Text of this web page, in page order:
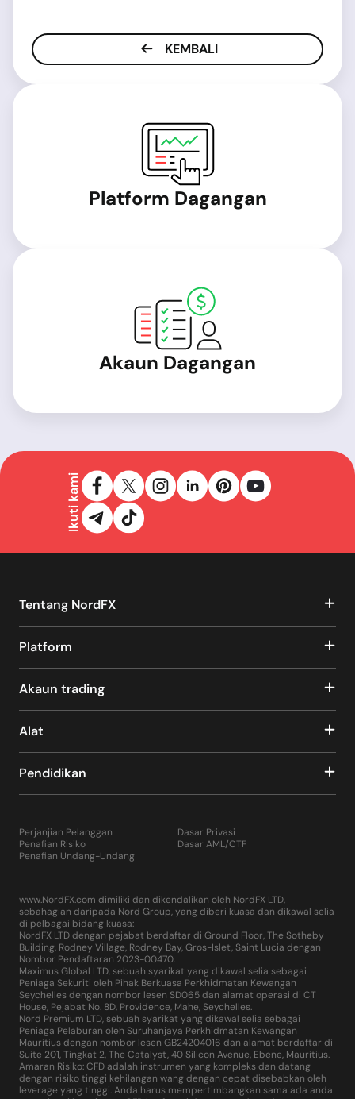
KEMBALI
Platform Dagangan
Akaun Dagangan
Ikuti kami
Tentang NordFX
Platform
Akaun trading
Alat
Pendidikan
Perjanjian Pelanggan
Penafian Risiko
Penafian Undang-Undang
Dasar Privasi
Dasar AML/CTF
www.NordFX.com dimiliki dan dikendalikan oleh NordFX LTD,
sebahagian daripada Nord Group, yang diberi kuasa dan dikawal selia
di pelbagai bidang kuasa:
NordFX LTD dengan pejabat berdaftar di Ground Floor, The Sotheby
Building, Rodney Village, Rodney Bay, Gros-Islet, Saint Lucia dengan
Nombor Pendaftaran 2023-00470.
Maximus Global LTD, sebuah syarikat yang dikawal selia sebagai
Peniaga Sekuriti oleh Pihak Berkuasa Perkhidmatan Kewangan
Seychelles dengan nombor lesen SD065 dan alamat operasi di CT
House, Pejabat No. 8D, Providence, Mahe, Seychelles.
Nord Premium LTD, sebuah syarikat yang dikawal selia sebagai
Peniaga Pelaburan oleh Suruhanjaya Perkhidmatan Kewangan
Mauritius dengan nombor lesen GB24204016 dan alamat berdaftar di
Suite 201, Tingkat 2, The Catalyst, 40 Silicon Avenue, Ebene, Mauritius.
Amaran Risiko: CFD adalah instrumen yang kompleks dan datang
dengan risiko tinggi kehilangan wang dengan cepat disebabkan oleh
leverage yang tinggi. Anda harus mempertimbangkan sama ada anda